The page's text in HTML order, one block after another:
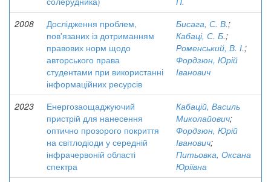
2008
Дослідження проблем,
пов'язаних із дотриманням
правових норм щодо
авторського права
студентами при використанні
інформаційних ресурсів
Бисага, С. В.;
Кабаці, С. Б.;
Роменський, В. І.;
Фордзюн, Юрій
Іванович
2023
Енергозаощаджуючий
пристрій для нанесення
оптично прозорого покриття
на світлодіоди у середній
інфрачервоній області
спектра
Кабацій, Василь
Миколайович;
Фордзюн, Юрій
Іванович;
Питьовка, Оксана
Юріївна